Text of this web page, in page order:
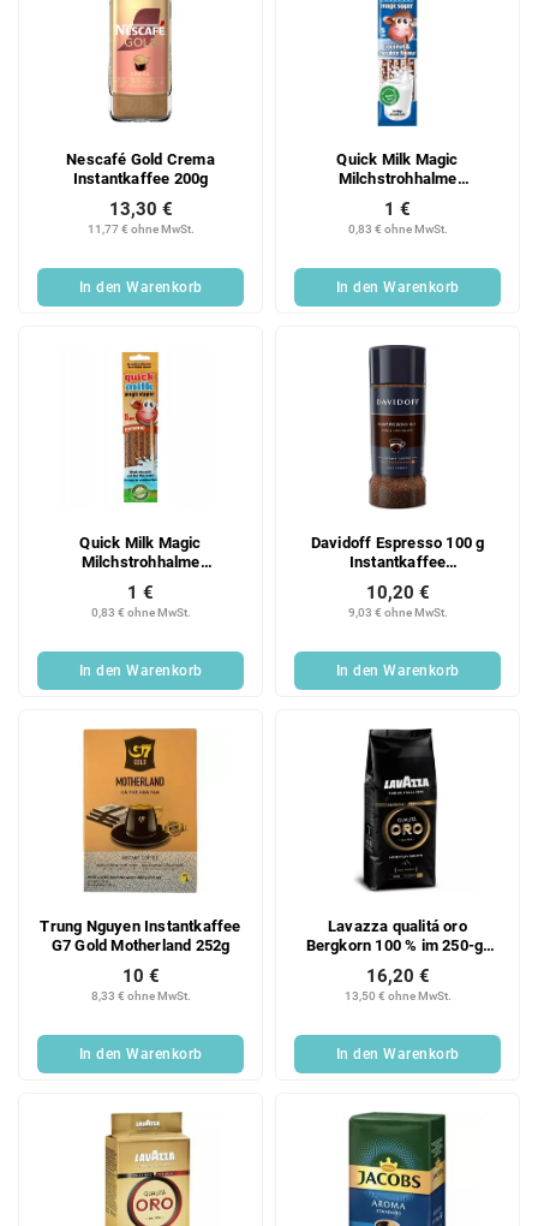
Nescafé Gold Crema
Instantkaffee 200g
11,77 € ohne MwSt.
13,30 €
In den Warenkorb
Quick Milk Magic
Milchstrohhalme
Schokoladen- und
Kokosgeschmack 30 g
0,83 € ohne MwSt.
1 €
In den Warenkorb
Quick Milk Magic
Milchstrohhalme
0,83 € ohne MwSt.
1 €
In den Warenkorb
Davidoff Espresso 100 g
Instantkaffee
9,03 € ohne MwSt.
10,20 €
In den Warenkorb
Trung Nguyen Instantkaffee
G7 Gold Motherland 252g
8,33 € ohne MwSt.
10 €
In den Warenkorb
Lavazza qualitá oro
Bergkorn 100 % im 250-g-
13,50 € ohne MwSt.
16,20 €
In den Warenkorb